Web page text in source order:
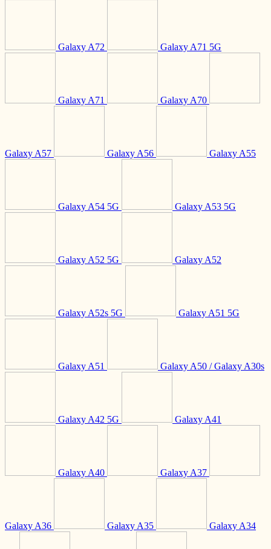
Galaxy A72 Galaxy A71 5G
Galaxy A71 Galaxy A70
Galaxy A57 Galaxy A56 Galaxy A55
Galaxy A54 5G Galaxy A53 5G
Galaxy A52 5G Galaxy A52
Galaxy A52s 5G Galaxy A51 5G
Galaxy A51 Galaxy A50 / Galaxy A30s
Galaxy A42 5G Galaxy A41
Galaxy A40 Galaxy A37
Galaxy A36 Galaxy A35 Galaxy A34